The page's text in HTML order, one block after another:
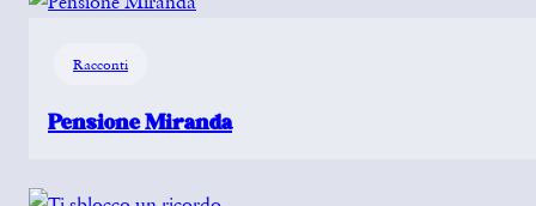
Racconti
Pensione Miranda